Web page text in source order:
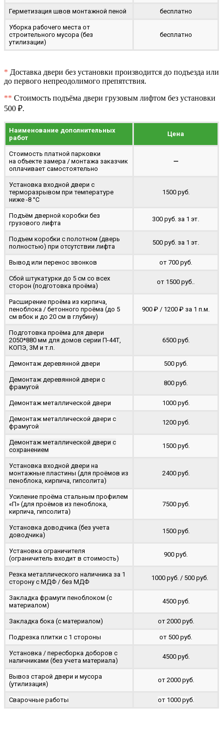
Герметизация швов монтажной пеной бесплатно
Уборка рабочего места от
строительного мусора (без
утилизации)
бесплатно
* Доставка двери без установки производится до подъезда или
до первого непреодолимого препятствия.
** Стоимость подъёма двери грузовым лифтом без установки
500 ₽.
Наименование дополнительных
работ
Цена
Стоимость платной парковки
на объекте замера / монтажа заказчик
оплачивает самостоятельно
—
Установка входной двери с
терморазрывом при температуре
ниже -8 °C
1500 руб.
Подъём дверной коробки без
грузового лифта
300 руб. за 1 эт.
Подъем коробки с полотном (дверь
полностью) при отсутствии лифта
500 руб. за 1 эт.
Вывод или перенос звонков от 700 руб.
Сбой штукатурки до 5 см со всех
сторон (подготовка проёма)
от 1500 руб..
Расширение проёма из кирпича,
пеноблока / бетонного проёма (до 5
cм вбок и до 20 см в глубину)
900 ₽ / 1200 ₽ за 1 п.м.
Подготовка проёма для двери
2050*880 мм для домов серии П-44Т,
КОПЭ, 3М и т.п.
6500 руб.
Демонтаж деревянной двери 500 руб.
Демонтаж деревянной двери с
фрамугой
800 руб.
Демонтаж металлической двери 1000 руб.
Демонтаж металлической двери с
фрамугой
1200 руб.
Демонтаж металлической двери с
сохранением
1500 руб.
Установка входной двери на
монтажные пластины (для проёмов из
пеноблока, кирпича, гипсолита)
2400 руб.
Усиление проёма стальным профилем
«П» (для проёмов из пеноблока,
кирпича, гипсолита)
7500 руб.
Установка доводчика (без учета
доводчика)
1500 руб.
Установка ограничителя
(ограничитель входит в стоимость)
900 руб.
Резка металлического наличника за 1
сторону с МДФ / без МДФ
1000 руб. / 500 руб.
Закладка фрамуги пеноблоком (с
материалом)
4500 руб.
Закладка бока (с материалом) от 2000 руб.
Подрезка плитки с 1 стороны от 500 руб.
Установка / пересборка доборов с
наличниками (без учета материала)
4500 руб.
Вывоз старой двери и мусора
(утилизация)
от 2000 руб.
Сварочные работы от 1000 руб.